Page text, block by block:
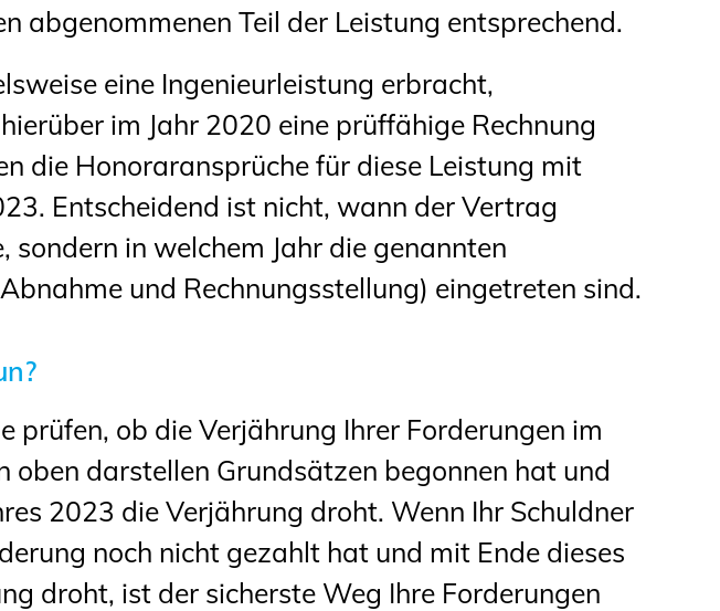
abgenommenen Teil der Leistung entsprechend.
eine Ingenieurleistung erbracht,
im Jahr 2020 eine prüffähige Rechnung
die Honoraransprüche für diese Leistung mit
Entscheidend ist nicht, wann der Vertrag
sondern in welchem Jahr die genannten
und Rechnungsstellung) eingetreten sind.
prüfen, ob die Verjährung Ihrer Forderungen im
oben darstellen Grundsätzen begonnen hat und
2023 die Verjährung droht. Wenn Ihr Schuldner
noch nicht gezahlt hat und mit Ende dieses
droht, ist der sicherste Weg Ihre Forderungen